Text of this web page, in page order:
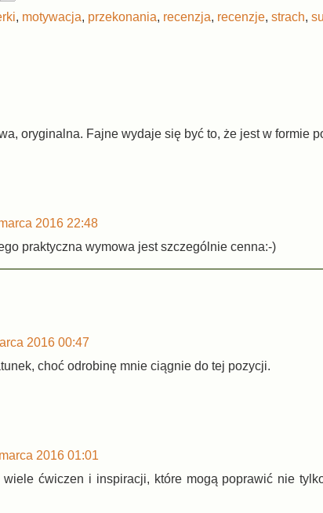
, motywacja, przekonania, recenzja, recenzje, strach,
oryginalna. Fajne wydaje się być to, że jest w formie
2016 22:48
praktyczna wymowa jest szczególnie cenna:-)
2016 00:47
choć odrobinę mnie ciągnie do tej pozycji.
2016 01:01
ćwiczen i inspiracji, które mogą poprawić nie